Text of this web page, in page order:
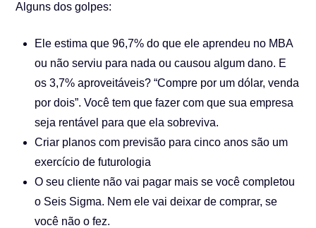
Alguns dos golpes:
Ele estima que 96,7% do que ele aprendeu no MBA
ou não serviu para nada ou causou algum dano. E
os 3,7% aproveitáveis? “Compre por um dólar, venda
por dois”. Você tem que fazer com que sua empresa
seja rentável para que ela sobreviva.
Criar planos com previsão para cinco anos são um
exercício de futurologia
O seu cliente não vai pagar mais se você completou
o Seis Sigma. Nem ele vai deixar de comprar, se
você não o fez.